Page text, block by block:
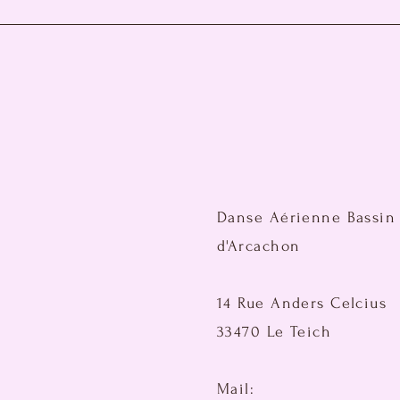
Danse Aérienne Bassin
d'Arcachon
14 Rue Anders Celcius
33470 Le Teich
Mail: